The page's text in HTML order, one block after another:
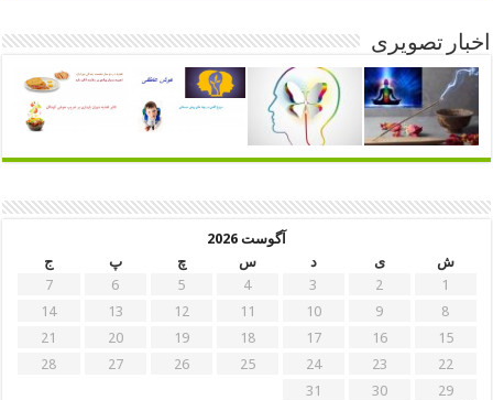
اخبار تصویری
آگوست 2026
ش
ی د س چ پ
ج
1
2
3
4
5
6
7
8
9
10
11
12
13
14
15
16
17
18
19
20
21
22
23
24
25
26
27
28
29
30
31